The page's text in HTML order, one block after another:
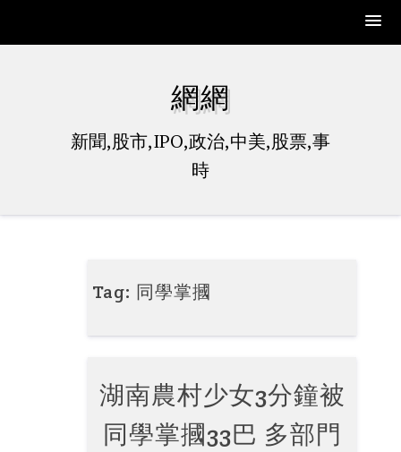
網網
新聞,股市,IPO,政治,中美,股票,事
時
Tag: 同學掌摑
湖南農村少女3分鐘被
同學掌摑33巴 多部門